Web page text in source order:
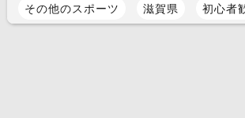
その他のスポーツ 滋賀県 初心者